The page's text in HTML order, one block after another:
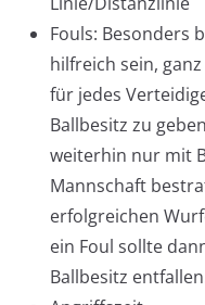
Fouls: Besonders
hilfreich sein,
für jedes
Ballbesitz zu
weiterhin nur mit
Mannschaft
erfolgreichen
ein Foul sollte
Ballbesitz